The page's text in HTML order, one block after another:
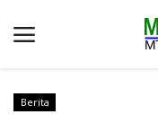
Berita